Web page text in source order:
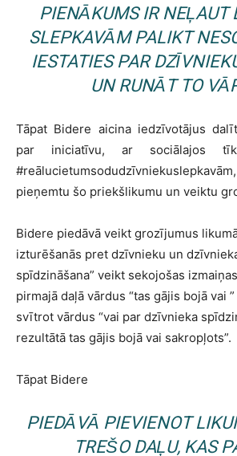
PIENĀKUMS IR NEĻAUT
SLEPKAVĀM PALIKT
IESTATIES PAR
UN RUNĀT TO
Tāpat Bidere aicina iedzīvotājus
par iniciatīvu, ar sociālajos
pieņemtu šo priekšlikumu un veiktu
Bidere piedāvā veikt grozījumus
izturēšanās pret dzīvnieku un
spīdzināšana” veikt sekojošas
pirmajā daļā vārdus “tas gājis bojā vai
svītrot vārdus “vai par dzīvnieka
rezultātā tas gājis bojā vai sakropļots”.
Tāpat Bidere
PIEDĀVĀ PIEVIENOT
TREŠO DAĻU, KAS